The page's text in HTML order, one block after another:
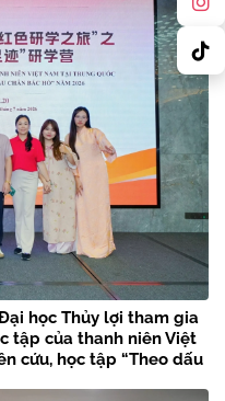
học Thủy lợi tham gia
tập của thanh niên Việt
cứu, học tập “Theo dấu